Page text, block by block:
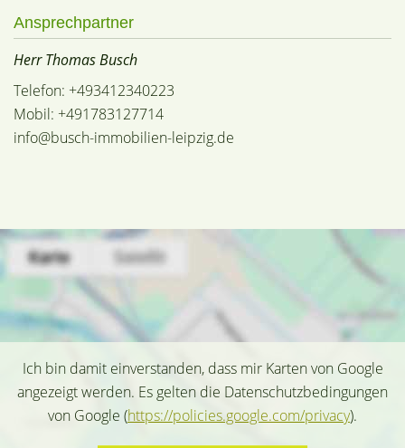
Ansprechpartner
Herr Thomas Busch
Telefon: +493412340223
Mobil: +491783127714
info@busch-immobilien-leipzig.de
Ich bin damit einverstanden, dass mir Karten von Google
angezeigt werden. Es gelten die Datenschutzbedingungen
von Google (https://policies.google.com/privacy).